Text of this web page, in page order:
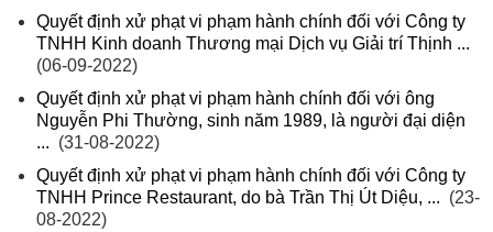
Quyết định xử phạt vi phạm hành chính đối với Công ty
TNHH Kinh doanh Thương mại Dịch vụ Giải trí Thịnh ...
(06-09-2022)
Quyết định xử phạt vi phạm hành chính đối với ông
Nguyễn Phi Thường, sinh năm 1989, là người đại diện
... (31-08-2022)
Quyết định xử phạt vi phạm hành chính đối với Công ty
TNHH Prince Restaurant, do bà Trần Thị Út Diệu, ... (23-
08-2022)